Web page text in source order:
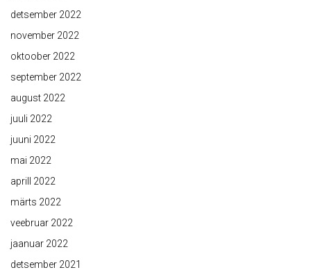
detsember 2022
november 2022
oktoober 2022
september 2022
august 2022
juuli 2022
juuni 2022
mai 2022
aprill 2022
märts 2022
veebruar 2022
jaanuar 2022
detsember 2021